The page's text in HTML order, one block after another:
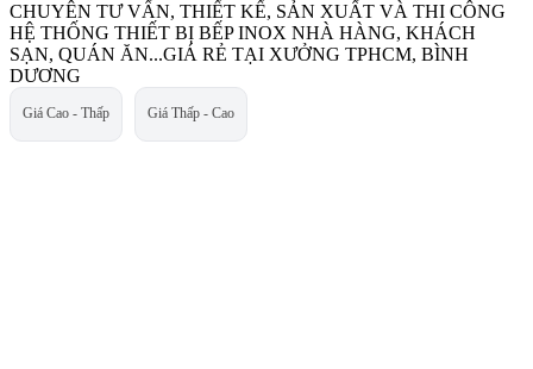
CHUYÊN TƯ VẤN, THIẾT KẾ, SẢN XUẤT VÀ THI CÔNG
HỆ THỐNG THIẾT BỊ BẾP INOX NHÀ HÀNG, KHÁCH
SẠN, QUÁN ĂN...GIÁ RẺ TẠI XƯỞNG TPHCM, BÌNH
DƯƠNG
Giá Cao - Thấp Giá Thấp - Cao